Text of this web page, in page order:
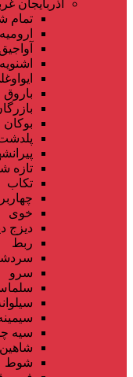
آذربایجان
تمام
ارومیه
آواجیق
اشنویه
باروق
بوکان
تازه
تکاب
خوی
دیزج
ربط
سرو
سیه
شاهین
شوط